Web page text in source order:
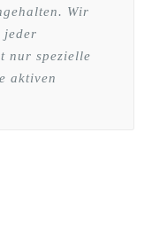
Wir
jeder
nur spezielle
aktiven